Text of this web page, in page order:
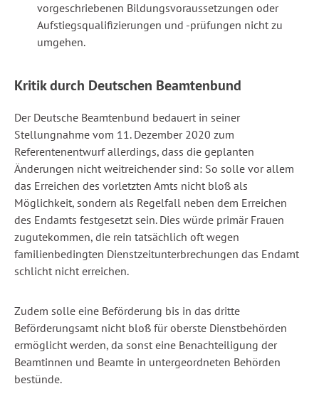
vorgeschriebenen Bildungsvoraussetzungen oder
Aufstiegsqualifizierungen und -prüfungen nicht zu
umgehen.
Kritik durch Deutschen Beamtenbund
Der Deutsche Beamtenbund bedauert in seiner
Stellungnahme vom 11. Dezember 2020 zum
Referentenentwurf allerdings, dass die geplanten
Änderungen nicht weitreichender sind: So solle vor allem
das Erreichen des vorletzten Amts nicht bloß als
Möglichkeit, sondern als Regelfall neben dem Erreichen
des Endamts festgesetzt sein. Dies würde primär Frauen
zugutekommen, die rein tatsächlich oft wegen
familienbedingten Dienstzeitunterbrechungen das Endamt
schlicht nicht erreichen.
Zudem solle eine Beförderung bis in das dritte
Beförderungsamt nicht bloß für oberste Dienstbehörden
ermöglicht werden, da sonst eine Benachteiligung der
Beamtinnen und Beamte in untergeordneten Behörden
bestünde.